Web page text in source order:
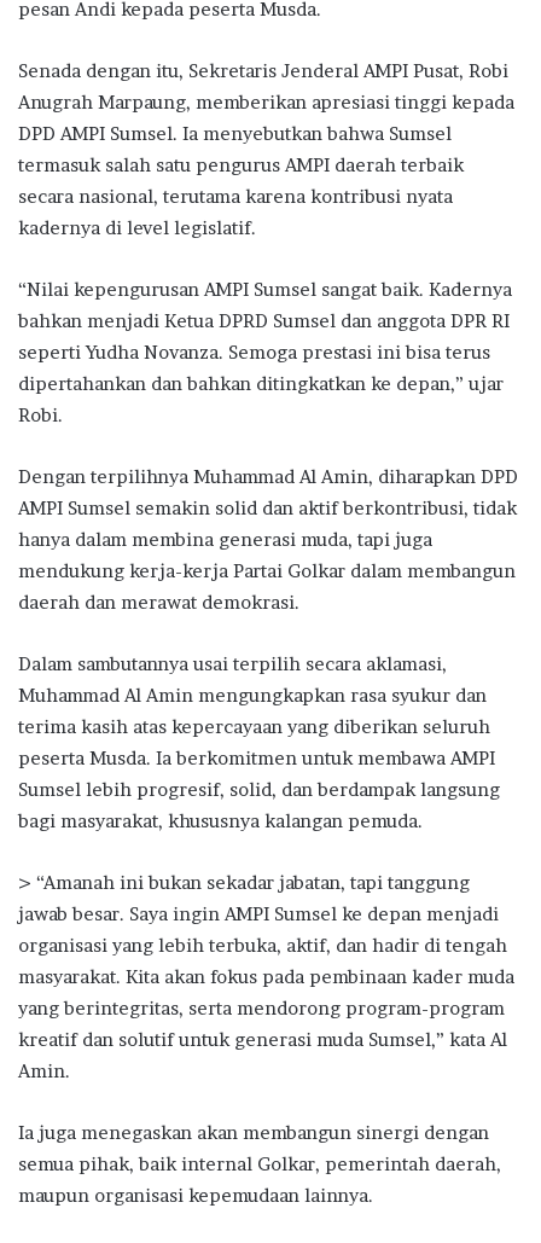
pesan Andi kepada peserta Musda.
Senada dengan itu, Sekretaris Jenderal AMPI Pusat, Robi
Anugrah Marpaung, memberikan apresiasi tinggi kepada
DPD AMPI Sumsel. Ia menyebutkan bahwa Sumsel
termasuk salah satu pengurus AMPI daerah terbaik
secara nasional, terutama karena kontribusi nyata
kadernya di level legislatif.
“Nilai kepengurusan AMPI Sumsel sangat baik. Kadernya
bahkan menjadi Ketua DPRD Sumsel dan anggota DPR RI
seperti Yudha Novanza. Semoga prestasi ini bisa terus
dipertahankan dan bahkan ditingkatkan ke depan,” ujar
Robi.
Dengan terpilihnya Muhammad Al Amin, diharapkan DPD
AMPI Sumsel semakin solid dan aktif berkontribusi, tidak
hanya dalam membina generasi muda, tapi juga
mendukung kerja-kerja Partai Golkar dalam membangun
daerah dan merawat demokrasi.
Dalam sambutannya usai terpilih secara aklamasi,
Muhammad Al Amin mengungkapkan rasa syukur dan
terima kasih atas kepercayaan yang diberikan seluruh
peserta Musda. Ia berkomitmen untuk membawa AMPI
Sumsel lebih progresif, solid, dan berdampak langsung
bagi masyarakat, khususnya kalangan pemuda.
> “Amanah ini bukan sekadar jabatan, tapi tanggung
jawab besar. Saya ingin AMPI Sumsel ke depan menjadi
organisasi yang lebih terbuka, aktif, dan hadir di tengah
masyarakat. Kita akan fokus pada pembinaan kader muda
yang berintegritas, serta mendorong program-program
kreatif dan solutif untuk generasi muda Sumsel,” kata Al
Amin.
Ia juga menegaskan akan membangun sinergi dengan
semua pihak, baik internal Golkar, pemerintah daerah,
maupun organisasi kepemudaan lainnya.